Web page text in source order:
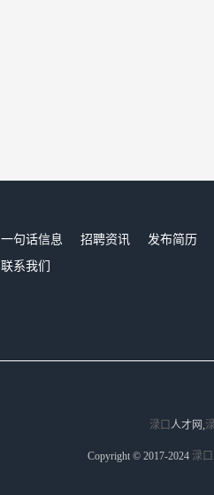
一句话信息 招聘资讯 发布简历
联系我们
渌口人才网,
Copyright © 2017-2024 渌口